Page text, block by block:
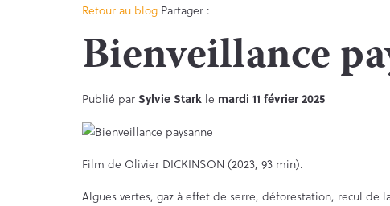
Retour au blog Partager :
Bienveillance
Publié parSylvie Stark le mardi 11 février 2025
Film de Olivier DICKINSON (2023, 93 min).
Algues vertes, gaz à effet de serre, déforestation, recul